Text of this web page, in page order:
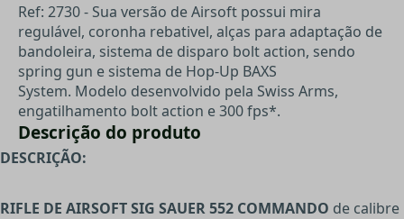
Ref: 2730 - Sua versão de Airsoft possui mira
regulável, coronha rebativel, alças para adaptação de
bandoleira, sistema de disparo bolt action, sendo
spring gun e sistema de Hop-Up BAXS
System. Modelo desenvolvido pela Swiss Arms,
engatilhamento bolt action e 300 fps*.
Descrição do produto
DESCRIÇÃO:
RIFLE DE AIRSOFT SIG SAUER 552 COMMANDO de calibre